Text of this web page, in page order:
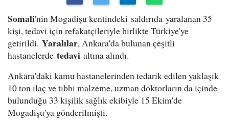
Somali'nin Mogadişu kentindeki saldırıda yaralanan 35
kişi, tedavi için refakatçileriyle birlikte Türkiye'ye
getirildi. Yaralılar, Ankara'da bulunan çeşitli
hastanelerde tedavi altına alındı.
Ankara'daki kamu hastanelerinden tedarik edilen yaklaşık
10 ton ilaç ve tıbbi malzeme, uzman doktorların da içinde
bulunduğu 33 kişilik sağlık ekibiyle 15 Ekim'de
Mogadişu'ya gönderilmişti.